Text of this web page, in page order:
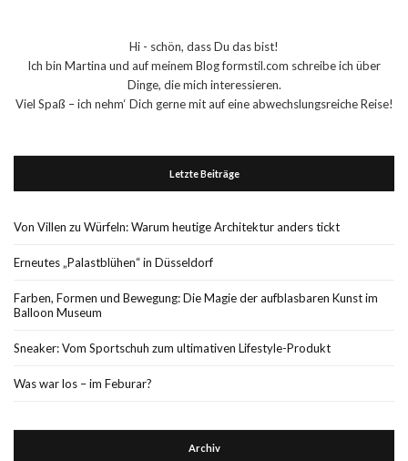
Hi - schön, dass Du das bist!
Ich bin Martina und auf meinem Blog formstil.com schreibe ich über
Dinge, die mich interessieren.
Viel Spaß – ich nehm‘ Dich gerne mit auf eine abwechslungsreiche Reise!
Letzte Beiträge
Von Villen zu Würfeln: Warum heutige Architektur anders tickt
Erneutes „Palastblühen“ in Düsseldorf
Farben, Formen und Bewegung: Die Magie der aufblasbaren Kunst im
Balloon Museum
Sneaker: Vom Sportschuh zum ultimativen Lifestyle-Produkt
Was war los – im Feburar?
Archiv